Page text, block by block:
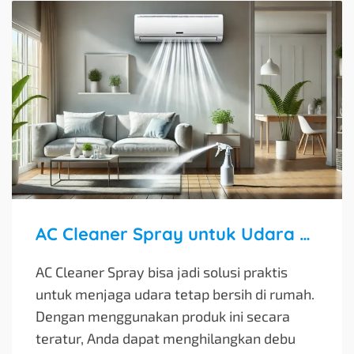
AC Cleaner Spray untuk Udara yang Lebih Bersih
AC Cleaner Spray bisa jadi solusi praktis
untuk menjaga udara tetap bersih di rumah.
Dengan menggunakan produk ini secara
teratur, Anda dapat menghilangkan debu